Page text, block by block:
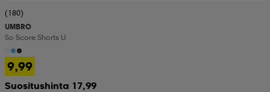
(180)
UMBRO
So Score Shorts U
9,99
Suositushinta 17,99